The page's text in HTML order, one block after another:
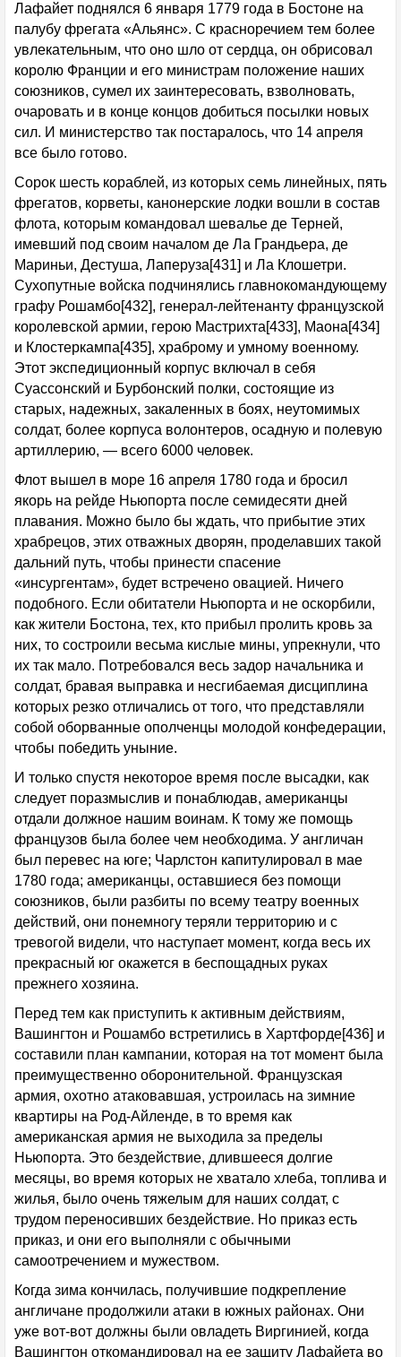
Лафайет поднялся 6 января 1779 года в Бостоне на
палубу фрегата «Альянс». С красноречием тем более
увлекательным, что оно шло от сердца, он обрисовал
королю Франции и его министрам положение наших
союзников, сумел их заинтересовать, взволновать,
очаровать и в конце концов добиться посылки новых
сил. И министерство так постаралось, что 14 апреля
все было готово.
Сорок шесть кораблей, из которых семь линейных, пять
фрегатов, корветы, канонерские лодки вошли в состав
флота, которым командовал шевалье де Терней,
имевший под своим началом де Ла Грандьера, де
Мариньи, Дестуша, Лаперуза[431] и Ла Клошетри.
Сухопутные войска подчинялись главнокомандующему
графу Рошамбо[432], генерал-лейтенанту французской
королевской армии, герою Мастрихта[433], Маона[434]
и Клостеркампа[435], храброму и умному военному.
Этот экспедиционный корпус включал в себя
Суассонский и Бурбонский полки, состоящие из
старых, надежных, закаленных в боях, неутомимых
солдат, более корпуса волонтеров, осадную и полевую
артиллерию, — всего 6000 человек.
Флот вышел в море 16 апреля 1780 года и бросил
якорь на рейде Ньюпорта после семидесяти дней
плавания. Можно было бы ждать, что прибытие этих
храбрецов, этих отважных дворян, проделавших такой
дальний путь, чтобы принести спасение
«инсургентам», будет встречено овацией. Ничего
подобного. Если обитатели Ньюпорта и не оскорбили,
как жители Бостона, тех, кто прибыл пролить кровь за
них, то состроили весьма кислые мины, упрекнули, что
их так мало. Потребовался весь задор начальника и
солдат, бравая выправка и несгибаемая дисциплина
которых резко отличались от того, что представляли
собой оборванные ополченцы молодой конфедерации,
чтобы победить уныние.
И только спустя некоторое время после высадки, как
следует поразмыслив и понаблюдав, американцы
отдали должное нашим воинам. К тому же помощь
французов была более чем необходима. У англичан
был перевес на юге; Чарлстон капитулировал в мае
1780 года; американцы, оставшиеся без помощи
союзников, были разбиты по всему театру военных
действий, они понемногу теряли территорию и с
тревогой видели, что наступает момент, когда весь их
прекрасный юг окажется в беспощадных руках
прежнего хозяина.
Перед тем как приступить к активным действиям,
Вашингтон и Рошамбо встретились в Хартфорде[436] и
составили план кампании, которая на тот момент была
преимущественно оборонительной. Французская
армия, охотно атаковавшая, устроилась на зимние
квартиры на Род-Айленде, в то время как
американская армия не выходила за пределы
Ньюпорта. Это бездействие, длившееся долгие
месяцы, во время которых не хватало хлеба, топлива и
жилья, было очень тяжелым для наших солдат, с
трудом переносивших бездействие. Но приказ есть
приказ, и они его выполняли с обычными
самоотречением и мужеством.
Когда зима кончилась, получившие подкрепление
англичане продолжили атаки в южных районах. Они
уже вот-вот должны были овладеть Виргинией, когда
Вашингтон откомандировал на ее защиту Лафайета во